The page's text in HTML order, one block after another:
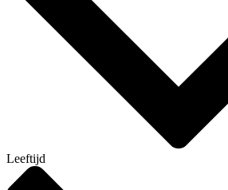
Leeftijd